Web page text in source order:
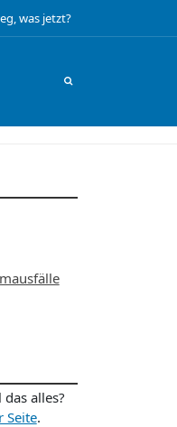
was jetzt?
alles?
Seite.